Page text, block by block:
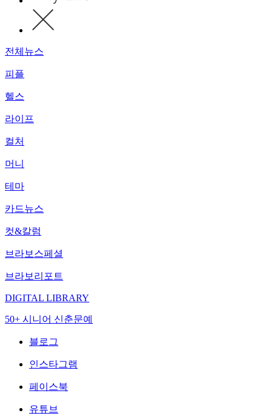
전체뉴스
피플
헬스
라이프
컬처
머니
테마
카드뉴스
컷&칼럼
브라보스페셜
브라보리포트
DIGITAL LIBRARY
50+ 시니어 신춘문예
블로그
인스타그램
페이스북
유튜브